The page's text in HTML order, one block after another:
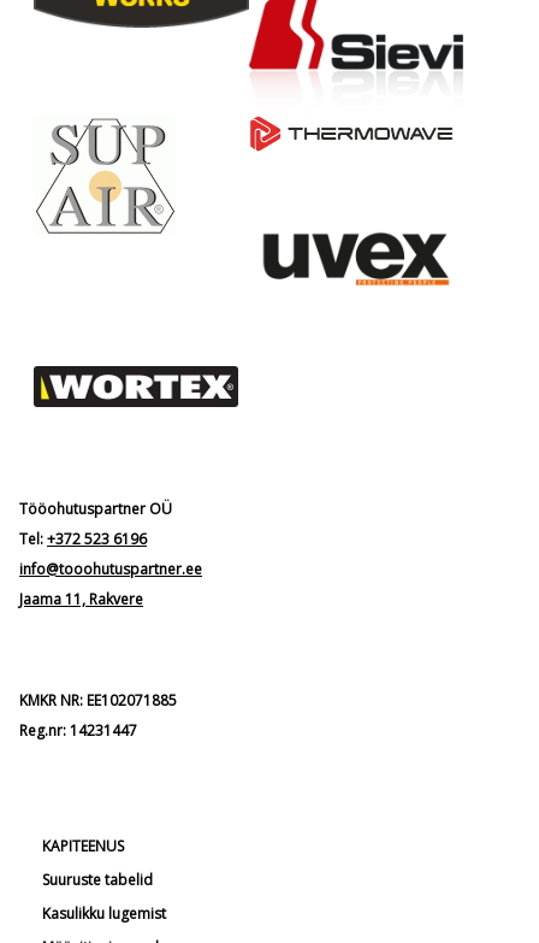
Tööohutuspartner OÜ
Tel:+372 523 6196
info@tooohutuspartner.ee
Jaama 11, Rakvere
KMKR NR: EE102071885
Reg.nr: 14231447
KAPITEENUS
Suuruste tabelid
Kasulikku lugemist